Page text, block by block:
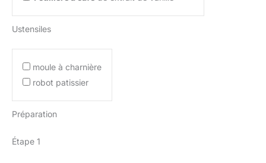
Ustensiles
moule à charnière
robot patissier
Préparation
Étape 1